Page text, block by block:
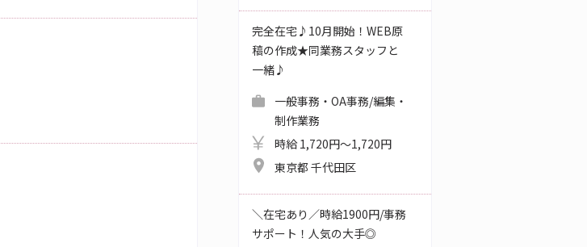
完全在宅♪10月開始！WEB原
稿の作成★同業務スタッフと
一緒♪
一般事務・OA事務/編集・
制作業務
時給 1,720円～1,720円
東京都 千代田区
＼在宅あり／時給1900円/事務
サポート！人気の大手◎